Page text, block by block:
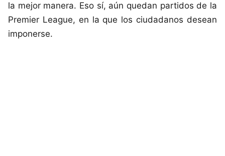
la mejor manera. Eso sí, aún quedan partidos de la
Premier League, en la que los ciudadanos desean
imponerse.